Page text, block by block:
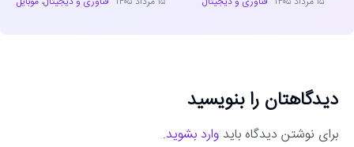
دیدگاهتان را بنویسید
برای نوشتن دیدگاه باید وارد بشوید.